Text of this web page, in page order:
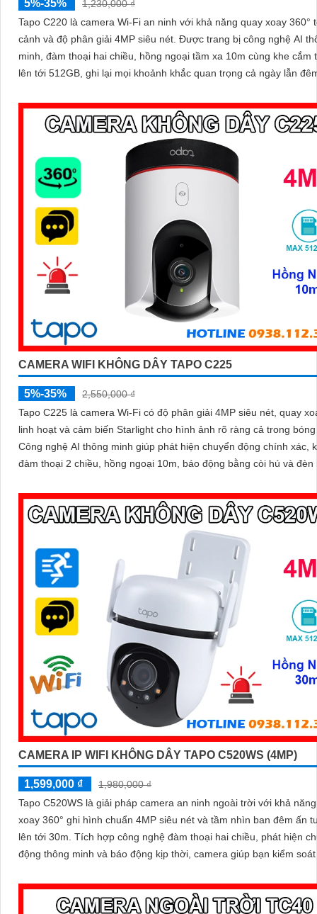
5%-35%
1,230,000 ₫
Tapo C220 là camera Wi-Fi an ninh với khả năng quay xoay 360°
cảnh và độ phân giải 4MP siêu nét. Được trang bị công nghệ AI thông
minh, đàm thoại hai chiều, hồng ngoại tầm xa 10m cùng khe cắm
lên tới 512GB, ghi lại mọi khoảnh khắc quan trọng cả ngày lẫn
CAMERA WIFI KHÔNG DÂY TAPO C225
5%-35%
2,550,000 ₫
Tapo C225 là camera Wi-Fi có độ phân giải 4MP siêu nét, quay
linh hoạt và cảm biến Starlight cho hình ảnh rõ ràng cả trong
Công nghệ AI thông minh giúp phát hiện chuyển động chính xác,
đàm thoại 2 chiều, hồng ngoại 10m, báo động bằng còi hú và đèn
512GB lưu trữ lâu dài
CAMERA IP WIFI KHÔNG DÂY TAPO C520WS (4MP)
1,599,000 ₫
1,980,000 ₫
Tapo C520WS là giải pháp camera an ninh ngoài trời với khả
xoay 360° ghi hình chuẩn 4MP siêu nét và tầm nhìn ban đêm ấn
lên tới 30m. Tích hợp công nghệ đàm thoại hai chiều, phát hiện chuyển
động thông minh và báo động kịp thời, camera giúp bạn kiểm